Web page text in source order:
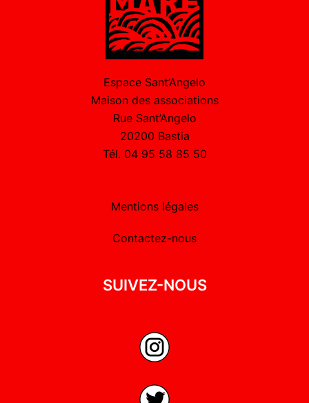
Espace Sant’Angelo
Maison des associations
Rue Sant’Angelo
20200 Bastia
Tél. 04 95 58 85 50
Mentions légales
Contactez-nous
SUIVEZ-NOUS